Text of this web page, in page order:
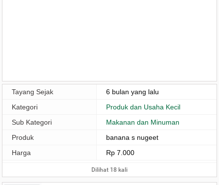
Tayang Sejak
6 bulan yang lalu
Kategori
Produk dan Usaha Kecil
Sub Kategori
Makanan dan Minuman
Produk
banana s nugeet
Harga
Rp 7.000
Dilihat 18 kali